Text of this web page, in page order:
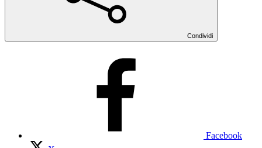
Condividi
Facebook